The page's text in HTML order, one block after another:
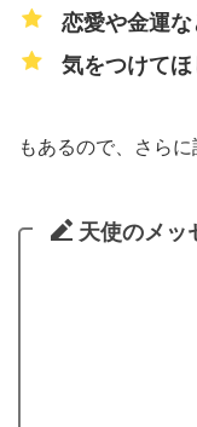
恋愛や金運
気をつけてほ
もあるので、さらに
天使のメッ